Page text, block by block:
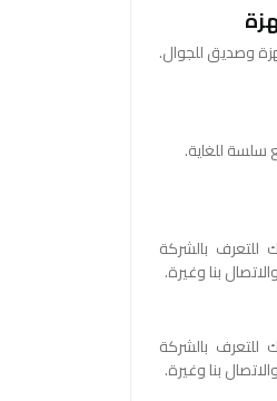
وصديق للجوال.
للغاية.
بالشركة
بنا وغيرة.
بالشركة
بنا وغيرة.